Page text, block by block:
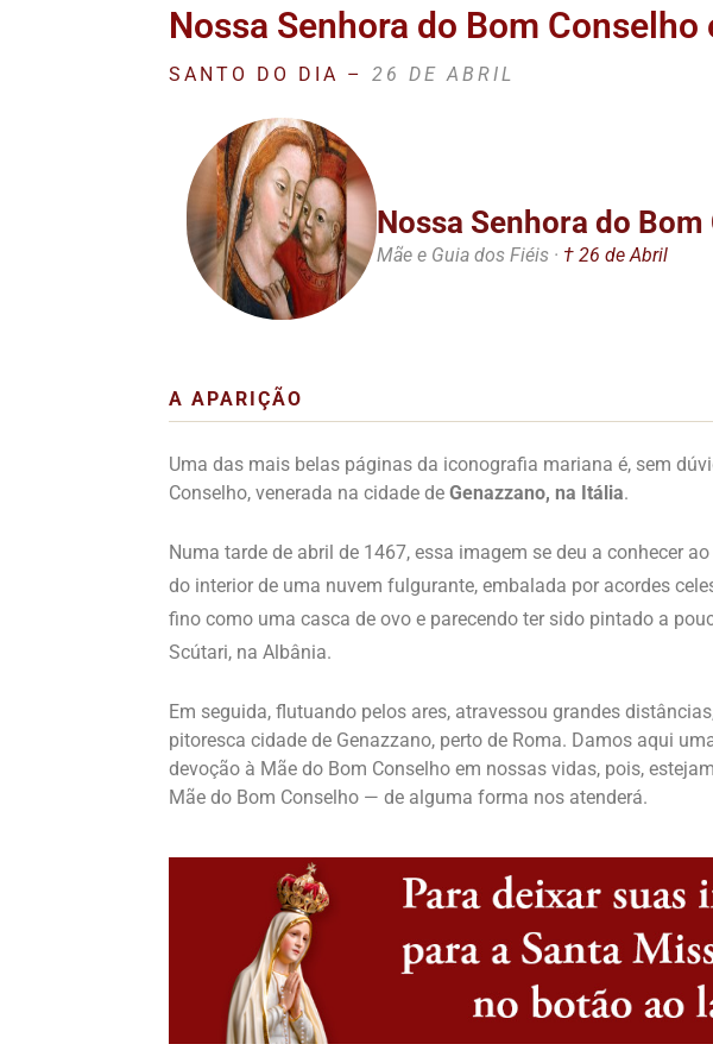
Nossa Senhora do Bom
SANTO DO DIA – 26 DE ABRIL
Nossa Senhora do Bom
Mãe e Guia dos Fiéis · † 26 de Abril
A APARIÇÃO
Uma das mais belas páginas da iconografia mariana é, sem
Conselho, venerada na cidade de Genazzano, na Itália.
Numa tarde de abril de 1467, essa imagem se deu a conhecer
do interior de uma nuvem fulgurante, embalada por acordes
fino como uma casca de ovo e parecendo ter sido pintado a
Scútari, na Albânia.
Em seguida, flutuando pelos ares, atravessou grandes
pitoresca cidade de Genazzano, perto de Roma. Damos aqui
devoção à Mãe do Bom Conselho em nossas vidas, pois,
Mãe do Bom Conselho — de alguma forma nos atenderá.